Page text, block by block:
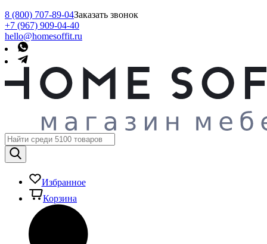
8 (800) 707-89-04Заказать звонок
+7 (967) 909-04-40
hello@homesoffit.ru
Избранное
Корзина